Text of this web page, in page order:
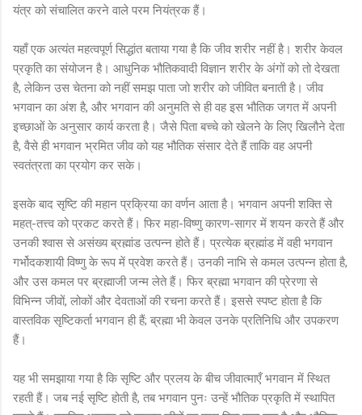
यंत्र को संचालित करने वाले परम नियंत्रक हैं।
यहाँ एक अत्यंत महत्वपूर्ण सिद्धांत बताया गया है कि जीव शरीर नहीं है। शरीर केवल
प्रकृति का संयोजन है। आधुनिक भौतिकवादी विज्ञान शरीर के अंगों को तो देखता
है, लेकिन उस चेतना को नहीं समझ पाता जो शरीर को जीवित बनाती है। जीव
भगवान का अंश है, और भगवान की अनुमति से ही वह इस भौतिक जगत में अपनी
इच्छाओं के अनुसार कार्य करता है। जैसे पिता बच्चे को खेलने के लिए खिलौने देता
है, वैसे ही भगवान भ्रमित जीव को यह भौतिक संसार देते हैं ताकि वह अपनी
स्वतंत्रता का प्रयोग कर सके।
इसके बाद सृष्टि की महान प्रक्रिया का वर्णन आता है। भगवान अपनी शक्ति से
महत्-तत्त्व को प्रकट करते हैं। फिर महा-विष्णु कारण-सागर में शयन करते हैं और
उनकी श्वास से असंख्य ब्रह्मांड उत्पन्न होते हैं। प्रत्येक ब्रह्मांड में वही भगवान
गर्भोदकशायी विष्णु के रूप में प्रवेश करते हैं। उनकी नाभि से कमल उत्पन्न होता है,
और उस कमल पर ब्रह्माजी जन्म लेते हैं। फिर ब्रह्मा भगवान की प्रेरणा से
विभिन्न जीवों, लोकों और देवताओं की रचना करते हैं। इससे स्पष्ट होता है कि
वास्तविक सृष्टिकर्ता भगवान ही हैं; ब्रह्मा भी केवल उनके प्रतिनिधि और उपकरण
हैं।
यह भी समझाया गया है कि सृष्टि और प्रलय के बीच जीवात्माएँ भगवान में स्थित
रहती हैं। जब नई सृष्टि होती है, तब भगवान पुनः उन्हें भौतिक प्रकृति में स्थापित